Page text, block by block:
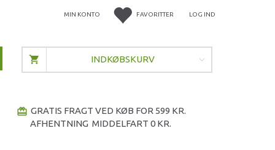
FAVORITTER LOG IND
MIN KONTO
redeem GRATIS FRAGT VED KØB FOR 599 KR.
AFHENTNING MIDDELFART 0 KR.
INDKØBSKURV